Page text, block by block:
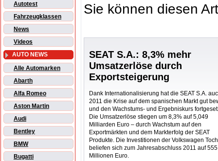
Autotest
Fahrzeugklassen
News
Videos
AUTO NEWS
Alle Automarken
Abarth
Alfa Romeo
Aston Martin
Audi
Bentley
BMW
Bugatti
Sie können diesen
SEAT S.A.: 8,3% mehr
Umsatzerlöse durch
Exportsteigerung
Dank Internationalisierung hat die SEAT S.A.
2011 die Krise auf dem spanischen Markt gut
und den Wachstums- und Ergebniskurs
Die Umsatzerlöse stiegen um 8,3% auf 5,049
Milliarden Euro – durch Wachstum auf den
Exportmärkten und dem Markterfolg der SEAT
Produkte. Die Investitionen der Volkswagen
beliefen sich zum Jahresabschluss 2011 auf 555
Millionen Euro.